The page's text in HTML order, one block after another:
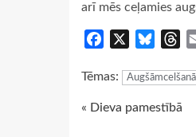
arī mēs ceļamies
Facebook
Tēmas:
Continue
« Dieva pamestībā